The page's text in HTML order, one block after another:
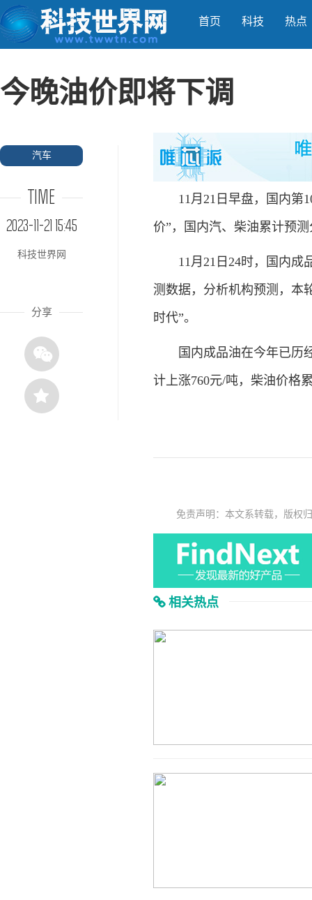
首页 科技 热点
今晚油价即将下调
汽车
TIME
2023-11-21 15:45
科技世界网
分享
11月21日早盘，国内第10
价”，国内汽、柴油累计预
11月21日24时，国内成品
测数据，分析机构预测，本
时代”。
国内成品油在今年已历经
计上涨760元/吨，柴油价格
免责声明：本文系转载，版权
相关热点